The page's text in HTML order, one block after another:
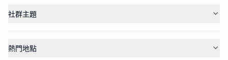
社群主題
熱門地點